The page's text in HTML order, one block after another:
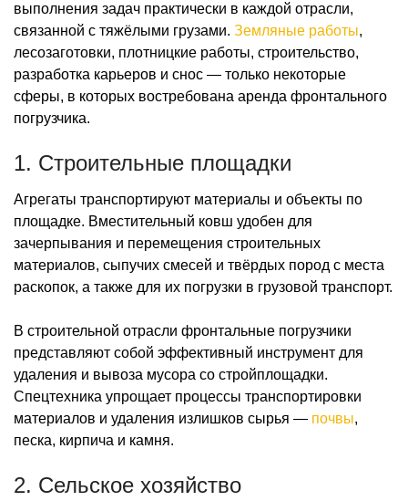
выполнения задач практически в каждой отрасли,
связанной с тяжёлыми грузами. Земляные работы,
лесозаготовки, плотницкие работы, строительство,
разработка карьеров и снос — только некоторые
сферы, в которых востребована аренда фронтального
погрузчика.
1. Строительные площадки
Агрегаты транспортируют материалы и объекты по
площадке. Вместительный ковш удобен для
зачерпывания и перемещения строительных
материалов, сыпучих смесей и твёрдых пород с места
раскопок, а также для их погрузки в грузовой транспорт.
В строительной отрасли фронтальные погрузчики
представляют собой эффективный инструмент для
удаления и вывоза мусора со стройплощадки.
Спецтехника упрощает процессы транспортировки
материалов и удаления излишков сырья — почвы,
песка, кирпича и камня.
2. Сельское хозяйство